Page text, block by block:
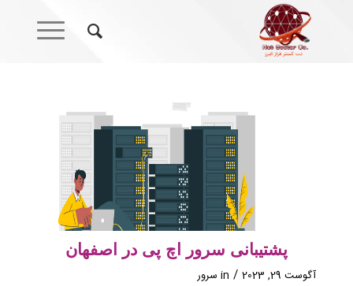
پشتیبانی سرور اچ پی در اصفهان
آگوست 29, 2023 /
in سرور